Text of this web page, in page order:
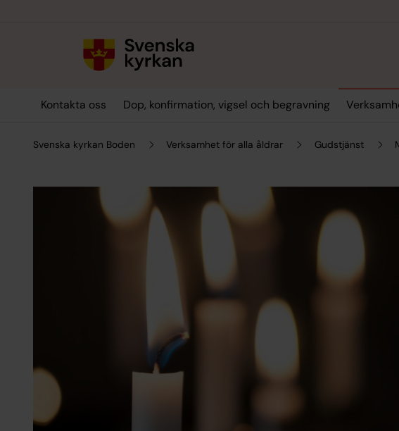
Kontakta oss Dop, konfirmation, vigsel och begravning
Svenska kyrkan Boden Verksamhet för alla åldrar Gudstjänst